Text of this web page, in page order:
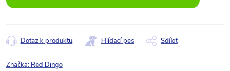
Dotaz k produktu Hlídací pes Sdílet
Značka: Red Dingo